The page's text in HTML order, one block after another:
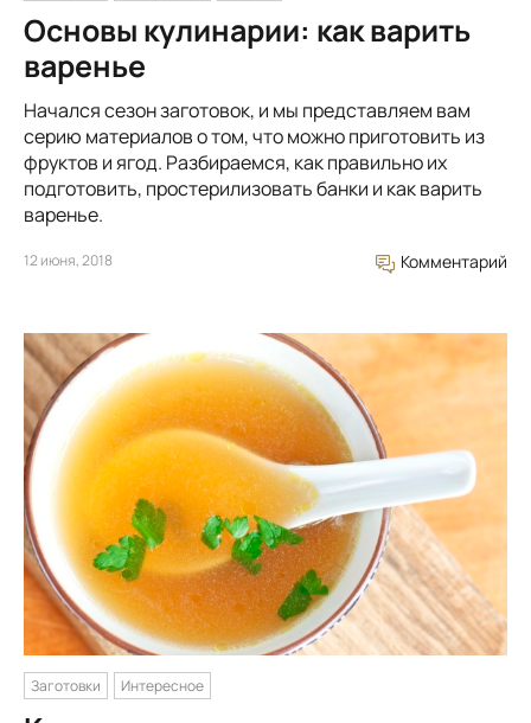
Основы кулинарии: как варить
варенье
Начался сезон заготовок, и мы представляем вам
серию материалов о том, что можно приготовить из
фруктов и ягод. Разбираемся, как правильно их
подготовить, простерилизовать банки и как варить
варенье.
12 июня, 2018 Комментарий
Заготовки Интересное